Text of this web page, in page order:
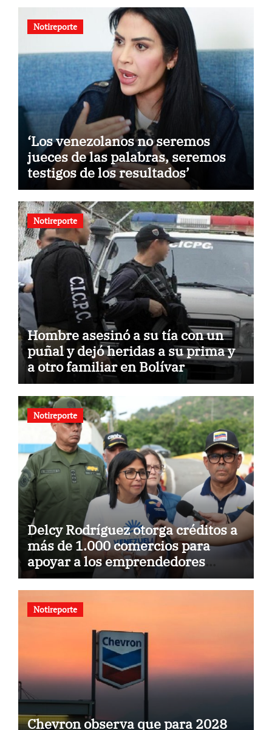
Notireporte
‘Los venezolanos no seremos
jueces de las palabras, seremos
testigos de los resultados’
Notireporte
Hombre asesinó a su tía con un
puñal y dejó heridas a su prima y
a otro familiar en Bolívar
Notireporte
Delcy Rodríguez otorga créditos a
más de 1.000 comercios para
apoyar a los emprendedores
afectados por los terremotos
Notireporte
Chevron observa que para 2028